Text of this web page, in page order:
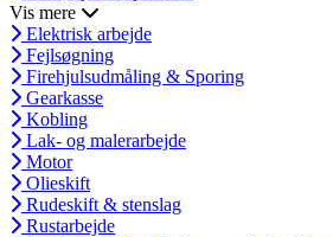
Vis mere
Elektrisk arbejde
Fejlsøgning
Firehjulsudmåling & Sporing
Gearkasse
Kobling
Lak- og malerarbejde
Motor
Olieskift
Rudeskift & stenslag
Rustarbejde